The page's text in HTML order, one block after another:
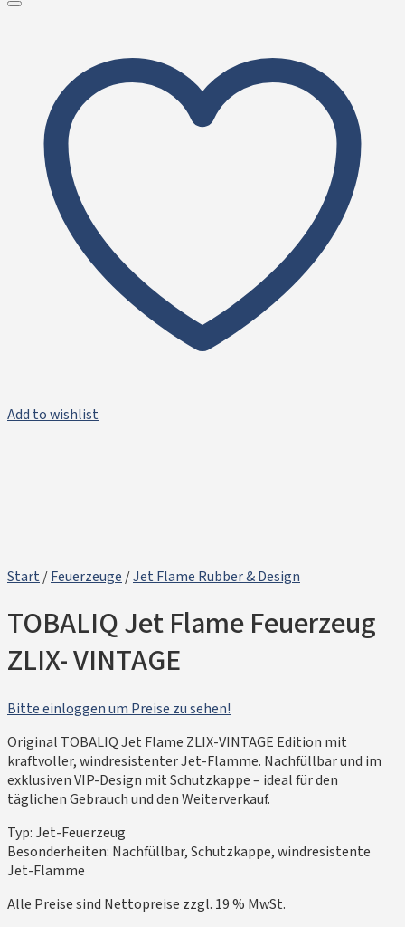
Add to wishlist
Start/Feuerzeuge /Jet Flame Rubber & Design
TOBALIQ Jet Flame Feuerzeug
ZLIX- VINTAGE
Bitte einloggen um Preise zu sehen!
Original TOBALIQ Jet Flame ZLIX-VINTAGE Edition mit
kraftvoller, windresistenter Jet-Flamme. Nachfüllbar und im
exklusiven VIP-Design mit Schutzkappe – ideal für den
täglichen Gebrauch und den Weiterverkauf.
Typ: Jet-Feuerzeug
Besonderheiten: Nachfüllbar, Schutzkappe, windresistente
Jet-Flamme
Alle Preise sind Nettopreise zzgl. 19 % MwSt.